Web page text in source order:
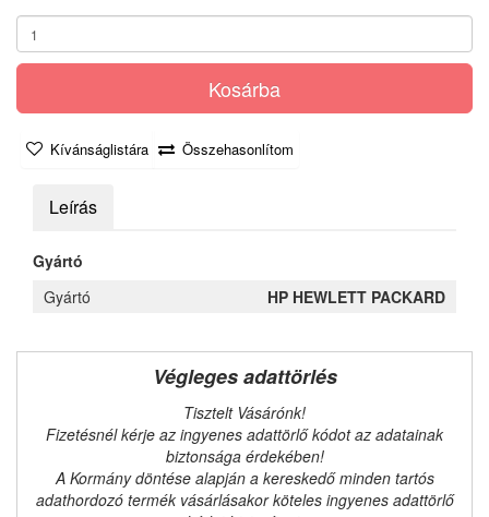
Kosárba
Kívánságlistára Összehasonlítom
Leírás
Gyártó
Gyártó
HP HEWLETT PACKARD
Végleges adattörlés
Tisztelt Vásárónk!
Fizetésnél kérje az ingyenes adattörlő kódot az adatainak
biztonsága érdekében!
A Kormány döntése alapján a kereskedő minden tartós
adathordozó termék vásárlásakor köteles ingyenes adattörlő